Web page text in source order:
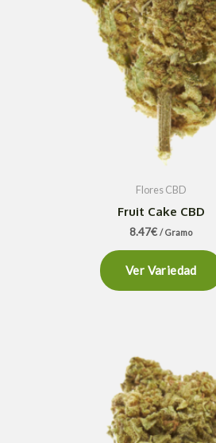
Flores CBD
Fruit Cake CBD
8.47€ / Gramo
Ver Variedad